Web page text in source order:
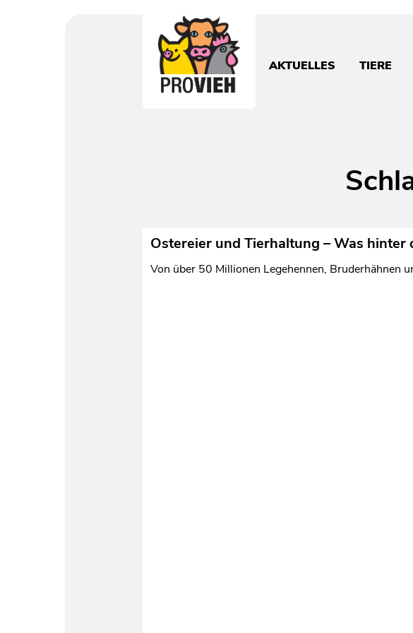
leben.AKTUELLES TIERE
Ostereier und Tierhaltung – Was hinter
Von über 50 Millionen Legehennen, Bruderhähnen